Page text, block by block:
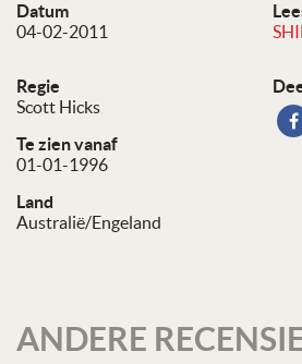
Datum
04-02-2011
Regie
Scott Hicks
Te zien vanaf
01-01-1996
Land
Australië/Engeland
ANDERE